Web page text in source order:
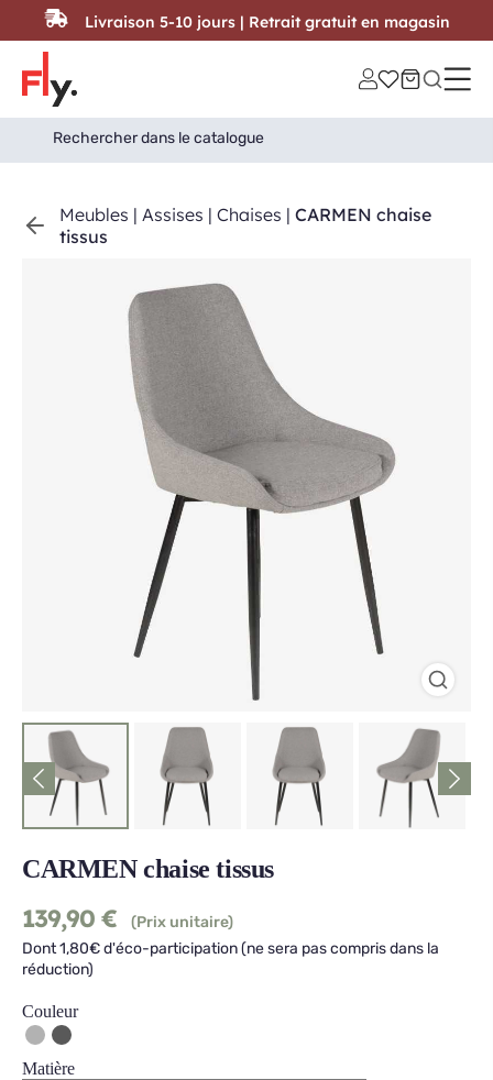
Passer au contenu
Search
for:
Search Button
Meubles | Assises | Chaises | CARMEN chaise
tissus
CARMEN chaise tissus
139,90 €
(Prix unitaire)
Dont 1,80€ d'éco-participation (ne sera pas compris dans la
réduction)
Couleur
Matière
Livraison 5-10 jours | Retrait gratuit en magasin